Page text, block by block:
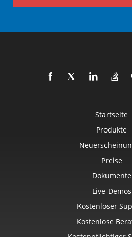
Startseite
Produkte
Preise
Dokumente
Live-Demos
Kostenloser
Kostenlose